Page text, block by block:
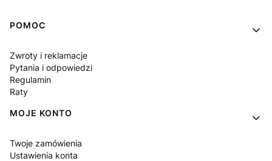
Linki w stopce
POMOC
Zwroty i reklamacje
Pytania i odpowiedzi
Regulamin
Raty
MOJE KONTO
Twoje zamówienia
Ustawienia konta